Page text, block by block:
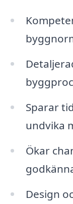
Sparar
undvika
Ökar
Design